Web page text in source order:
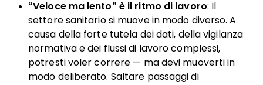
“Veloce ma lento” è il ritmo di lavoro: Il
settore sanitario si muove in modo diverso. A
causa della forte tutela dei dati, della vigilanza
normativa e dei flussi di lavoro complessi,
potresti voler correre — ma devi muoverti in
modo deliberato. Saltare passaggi di